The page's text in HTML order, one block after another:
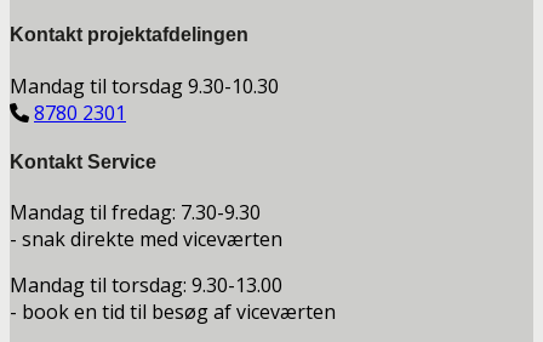
Kontakt projektafdelingen
Mandag til torsdag 9.30-10.30
8780 2301
Kontakt Service
Mandag til fredag: 7.30-9.30
- snak direkte med viceværten
Mandag til torsdag: 9.30-13.00
- book en tid til besøg af viceværten